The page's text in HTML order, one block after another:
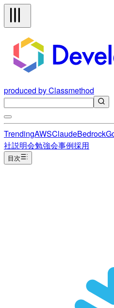
produced by Classmethod
TrendingAWSClaudeBedrock
社説明会勉強会事例採用
目次